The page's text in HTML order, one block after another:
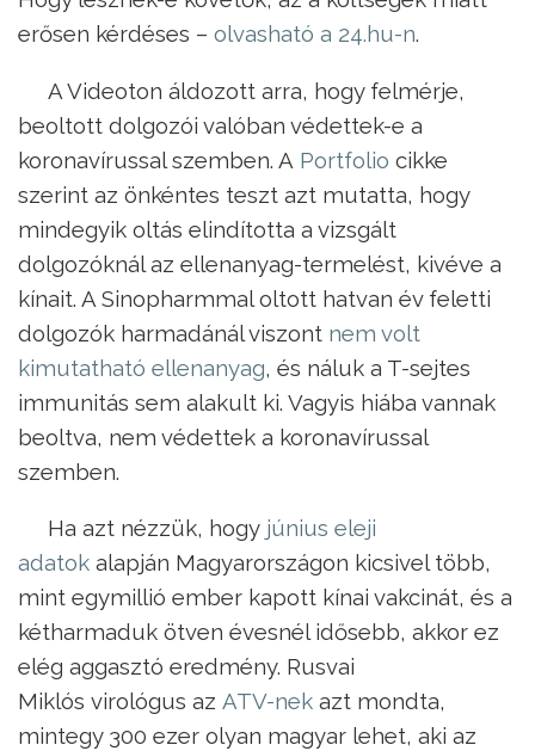
erősen kérdéses – olvasható a 24.hu-n.
A Videoton áldozott arra, hogy felmérje,
beoltott dolgozói valóban védettek-e a
koronavírussal szemben. A Portfolio cikke
szerint az önkéntes teszt azt mutatta, hogy
mindegyik oltás elindította a vizsgált
dolgozóknál az ellenanyag-termelést, kivéve a
kínait. A Sinopharmmal oltott hatvan év feletti
dolgozók harmadánál viszont nem volt
kimutatható ellenanyag, és náluk a T-sejtes
immunitás sem alakult ki. Vagyis hiába vannak
beoltva, nem védettek a koronavírussal
szemben.
Ha azt nézzük, hogy június eleji
adatok alapján Magyarországon kicsivel több,
mint egymillió ember kapott kínai vakcinát, és a
kétharmaduk ötven évesnél idősebb, akkor ez
elég aggasztó eredmény. Rusvai
Miklós virológus az ATV-nek azt mondta,
mintegy 300 ezer olyan magyar lehet, aki az